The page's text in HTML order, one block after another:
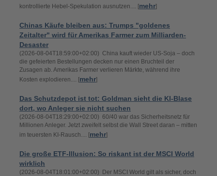
kontrollierte Hebel-Spekulation ausnutzen.... [mehr]
Chinas Käufe bleiben aus: Trumps "goldenes
Zeitalter" wird für Amerikas Farmer zum Milliarden-
Desaster
(2026-08-04T18:59:00+02:00) China kauft wieder US-Soja – doch
die gefeierten Bestellungen decken nur einen Bruchteil der
Zusagen ab. Amerikas Farmer verlieren Märkte, während ihre
Kosten explodieren.... [mehr]
Das Schutzdepot ist tot: Goldman sieht die KI-Blase
dort, wo Anleger sie nicht suchen
(2026-08-04T18:29:00+02:00) 60/40 war das Sicherheitsnetz für
Millionen Anleger. Jetzt zweifelt selbst die Wall Street daran – mitten
im teuersten KI-Rausch.... [mehr]
Die große ETF-Illusion: So riskant ist der MSCI World
wirklich
(2026-08-04T18:01:00+02:00) Der MSCI World gilt als sicher, doch